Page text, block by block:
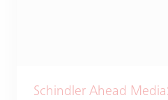
Schindler Ahead